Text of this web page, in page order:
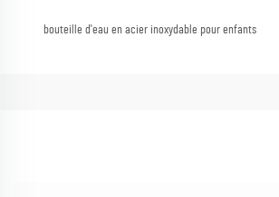
bouteille d'eau en acier inoxydable pour enfants